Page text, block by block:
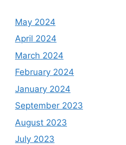
May 2024
April 2024
March 2024
February 2024
January 2024
September 2023
August 2023
July 2023